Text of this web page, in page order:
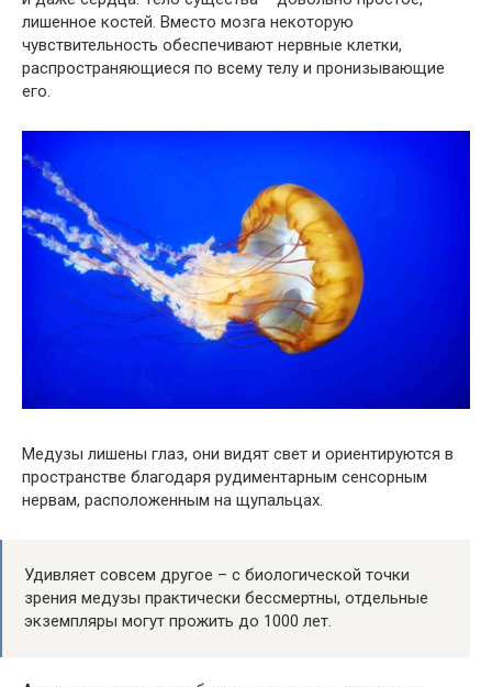
лишенное костей. Вместо мозга некоторую
чувствительность обеспечивают нервные клетки,
распространяющиеся по всему телу и пронизывающие
его.
Медузы лишены глаз, они видят свет и ориентируются в
пространстве благодаря рудиментарным сенсорным
нервам, расположенным на щупальцах.
Удивляет совсем другое – с биологической точки
зрения медузы практически бессмертны, отдельные
экземпляры могут прожить до 1000 лет.